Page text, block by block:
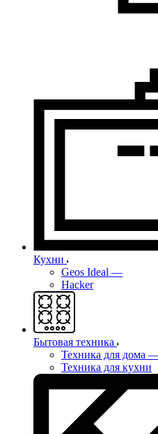
Кухни
Geos Ideal —
Hacker
Бытовая техника
Техника для дома
Техника для кухни